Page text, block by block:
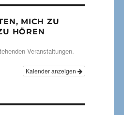
MICH ZU
HÖREN
Veranstaltungen.
Kalender anzeigen